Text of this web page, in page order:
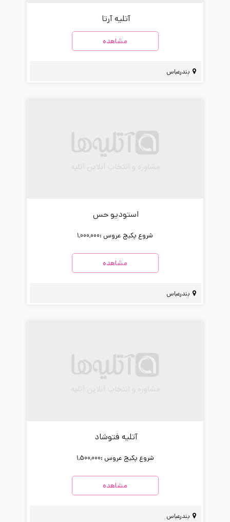
آتلیه آرتا
مشاهده
بندرعباس
استودیو حس
شروع پکیج عروس :1,000,000
مشاهده
بندرعباس
آتلیه فتوشاد
شروع پکیج عروس :1,500,000
مشاهده
بندرعباس